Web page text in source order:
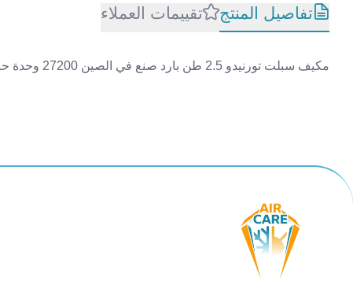
تفاصيل المنتج تقييمات العملاء
مكيف سبلت تورنيدو 2.5 طن بارد صنع في الصين 27200 وحدة حرارية روتاري TU-C30AHK